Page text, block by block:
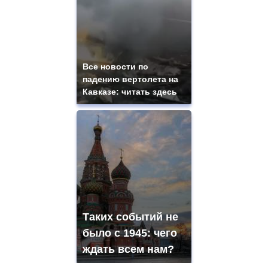
Все новости по
падению вертолета на
Кавказе: читать здесь
Таких событий не
было с 1945: чего
ждать всем нам?